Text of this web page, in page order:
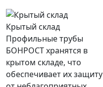
Крытый склад
Профильные трубы
БОНРОСТ хранятся в
крытом складе, что
обеспечивает их защиту